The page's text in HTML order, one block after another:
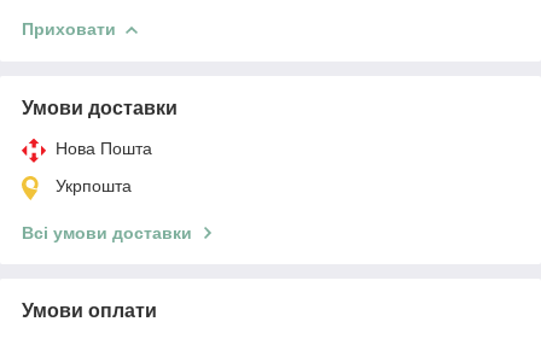
Приховати
Умови доставки
Нова Пошта
Укрпошта
Всі умови доставки
Умови оплати